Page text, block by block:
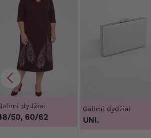
dydžiai
50, 60/62
Galimi dydžiai
UNI.